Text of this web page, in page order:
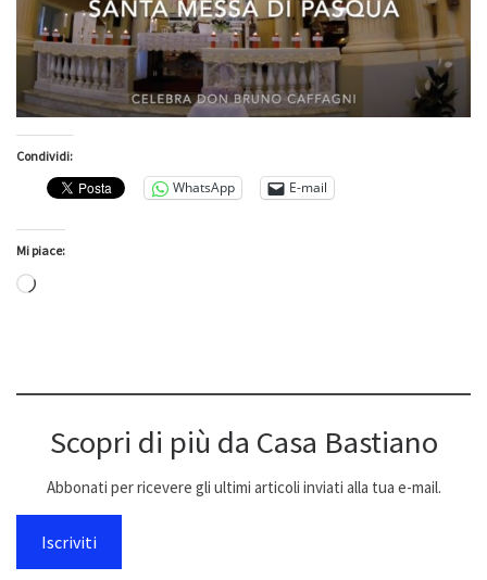
Condividi:
WhatsApp E-mail
Mi piace:
Caricamento in corso…
Scopri di più da Casa Bastiano
Abbonati per ricevere gli ultimi articoli inviati alla tua e-mail.
Iscriviti